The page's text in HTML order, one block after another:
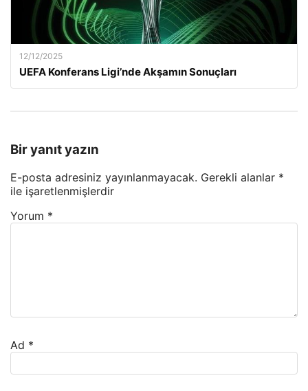
12/12/2025
UEFA Konferans Ligi’nde Akşamın Sonuçları
Bir yanıt yazın
E-posta adresiniz yayınlanmayacak. Gerekli alanlar *
ile işaretlenmişlerdir
Yorum *
Ad *